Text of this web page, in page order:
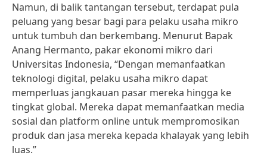
Namun, di balik tantangan tersebut, terdapat pula
peluang yang besar bagi para pelaku usaha mikro
untuk tumbuh dan berkembang. Menurut Bapak
Anang Hermanto, pakar ekonomi mikro dari
Universitas Indonesia, “Dengan memanfaatkan
teknologi digital, pelaku usaha mikro dapat
memperluas jangkauan pasar mereka hingga ke
tingkat global. Mereka dapat memanfaatkan media
sosial dan platform online untuk mempromosikan
produk dan jasa mereka kepada khalayak yang lebih
luas.”